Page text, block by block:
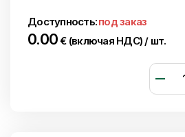
Доступность:под заказ
0.00€ (включая НДС) / шт.